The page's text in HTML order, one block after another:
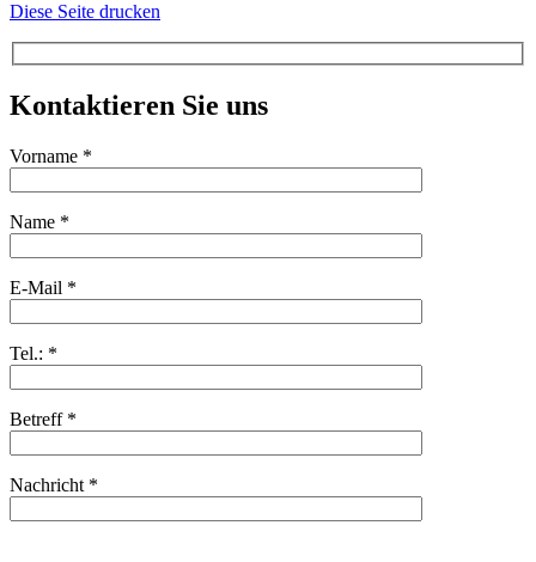
Diese Seite drucken
Kontaktieren Sie uns
Vorname *
Name *
E-Mail *
Tel.: *
Betreff *
Nachricht *